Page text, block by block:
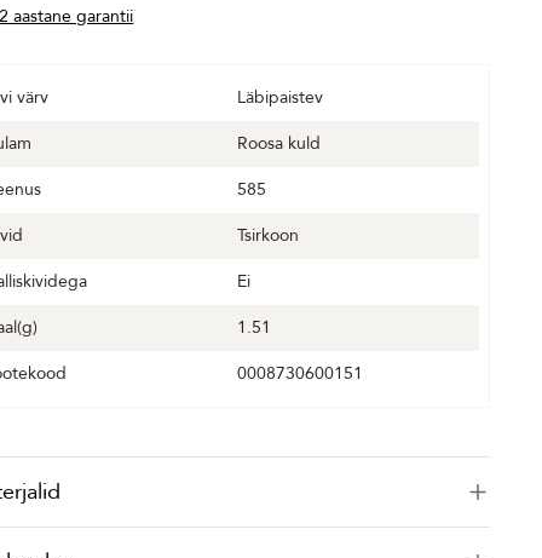
2 aastane garantii
värv
Läbipaistev
Roosa kuld
585
Tsirkoon
Ei
1.51
0008730600151